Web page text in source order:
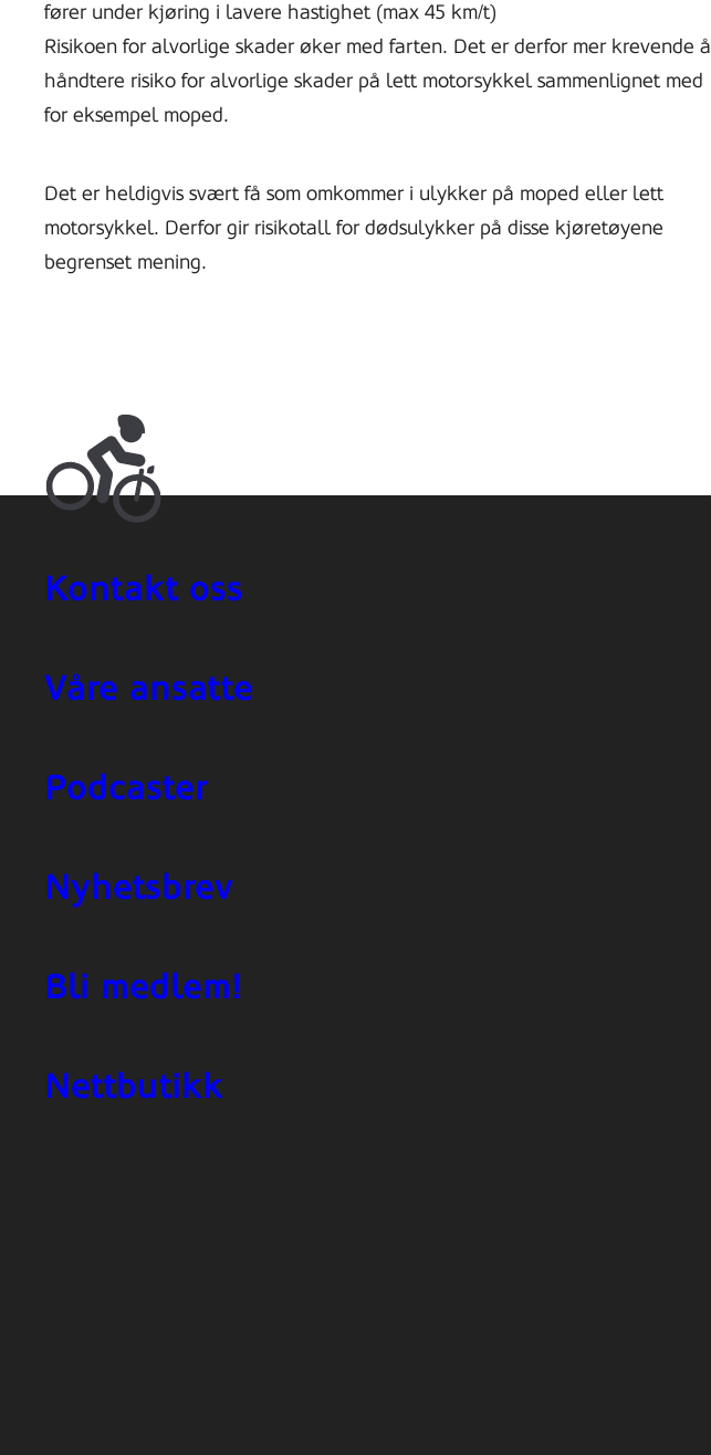
fører under kjøring i lavere hastighet (max 45 km/t)
Risikoen for alvorlige skader øker med farten. Det er derfor mer krevende å
håndtere risiko for alvorlige skader på lett motorsykkel sammenlignet med
for eksempel moped.
Det er heldigvis svært få som omkommer i ulykker på moped eller lett
motorsykkel. Derfor gir risikotall for dødsulykker på disse kjøretøyene
begrenset mening.
Kontakt oss
Våre ansatte
Podcaster
Nyhetsbrev
Bli medlem!
Nettbutikk